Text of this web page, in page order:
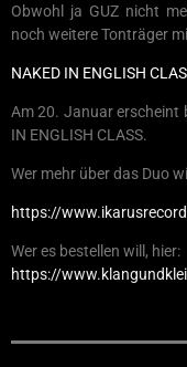
Obwohl ja GUZ nicht
noch weitere Tonträger
NAKED IN ENGLISH
Am 20. Januar erscheint
IN ENGLISH CLASS.
Wer mehr über das Duo
https://
Wer es bestellen will, hier:
https://